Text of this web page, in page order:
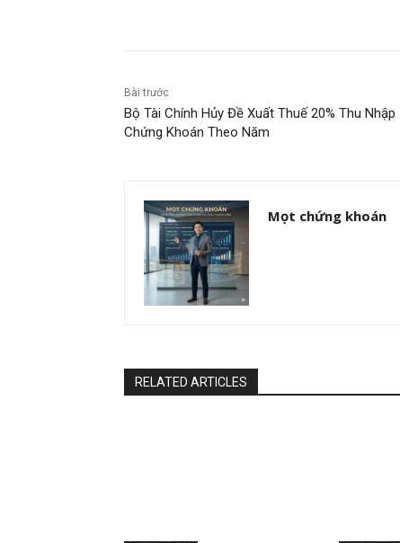
Bài trước
Bộ Tài Chính Hủy Đề Xuất Thuế 20% Thu Nhập
Chứng Khoán Theo Năm
Mọt chứng khoán
RELATED ARTICLES